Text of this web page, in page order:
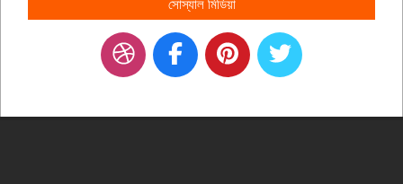
সোস্যাল মিডিয়া